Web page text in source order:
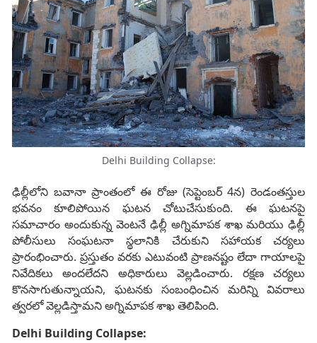
Delhi Building Collapse:
ఢిల్లీలోని బవానా ప్రాంతంలో ఈ రోజు (సెప్టెంబర్ 4న) రెండంతస్తుల
భవనం కూలిపోయిన ఘటన చోటుచేసుకుంది. ఈ ఘటనపై
సమాచారం అందుకున్న వెంటనే ఢిల్లీ అగ్నిమాపక శాఖ మరియు ఢిల్లీ
పోలీసులు సంఘటనా స్థలానికి చేరుకుని సహాయక చర్యలు
ప్రారంభించారు. ప్రస్తుతం వరకు ఎటువంటి ప్రాణనష్టం లేదా గాయాలపై
నివేదికలు అందలేదని అధికారులు వెల్లడించారు. రక్షణ చర్యలు
కొనసాగుతున్నాయని, ఘటనకు సంబంధించిన మరిన్ని వివరాలు
త్వరలో వెల్లడిస్తామని అగ్నిమాపక శాఖ తెలిపింది.
Delhi Building Collapse: